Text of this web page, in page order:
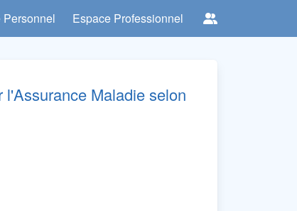
Personnel Espace Professionnel
Maladie selon